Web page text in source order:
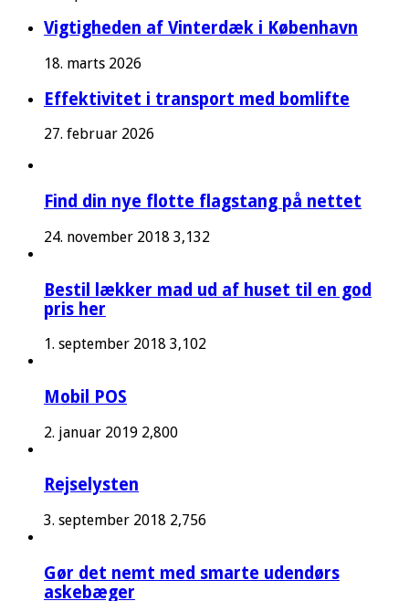
Vigtigheden af Vinterdæk i København
18. marts 2026
Effektivitet i transport med bomlifte
27. februar 2026
Find din nye flotte flagstang på nettet
24. november 2018 3,132
Bestil lækker mad ud af huset til en god
pris her
1. september 2018 3,102
Mobil POS
2. januar 2019 2,800
Rejselysten
3. september 2018 2,756
Gør det nemt med smarte udendørs
askebæger